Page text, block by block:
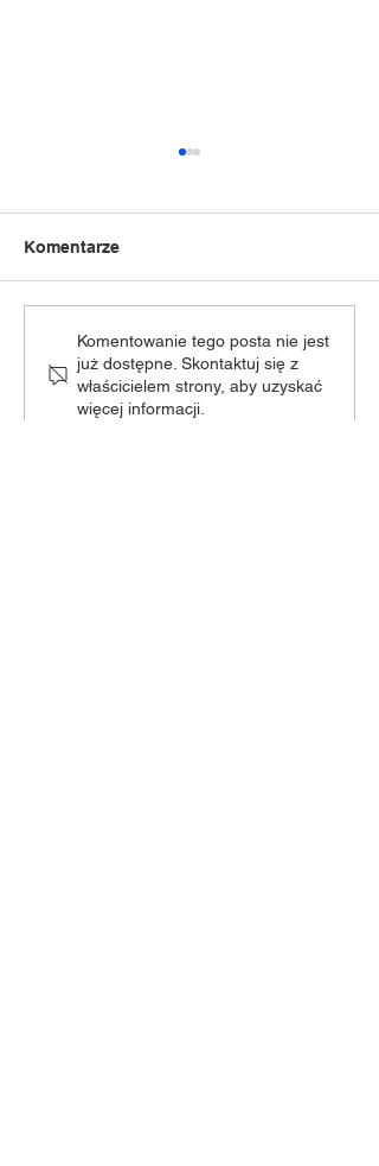
„Dziecięca Moc Sceny” -
zmiana terminu!
Komentarze
Komentowanie tego posta nie jest
już dostępne. Skontaktuj się z
właścicielem strony, aby uzyskać
więcej informacji.